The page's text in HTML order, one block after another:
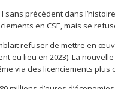
précédent dans
en CSE, mais se
refuser de mettre en
eu lieu en 2023). La
via des licenciements